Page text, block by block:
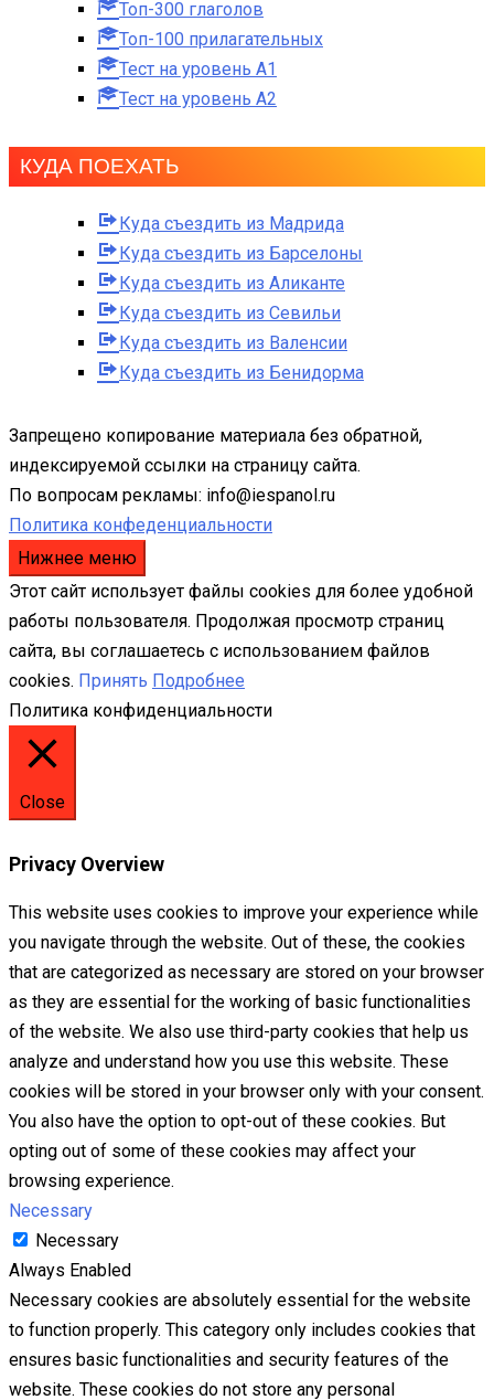
Топ-300 глаголов
Топ-100 прилагательных
Тест на уровень A1
Тест на уровень A2
КУДА ПОЕХАТЬ
Куда съездить из Мадрида
Куда съездить из Барселоны
Куда съездить из Аликанте
Куда съездить из Севильи
Куда съездить из Валенсии
Куда съездить из Бенидорма
Запрещено копирование материала без обратной,
индексируемой ссылки на страницу сайта.
По вопросам рекламы: info@iespanol.ru
Политика конфеденциальности
Нижнее меню
Этот сайт использует файлы cookies для более удобной
работы пользователя. Продолжая просмотр страниц
сайта, вы соглашаетесь с использованием файлов
cookies. Принять Подробнее
Политика конфиденциальности
Close
Privacy Overview
This website uses cookies to improve your experience while
you navigate through the website. Out of these, the cookies
that are categorized as necessary are stored on your browser
as they are essential for the working of basic functionalities
of the website. We also use third-party cookies that help us
analyze and understand how you use this website. These
cookies will be stored in your browser only with your consent.
You also have the option to opt-out of these cookies. But
opting out of some of these cookies may affect your
browsing experience.
Necessary
Necessary
Always Enabled
Necessary cookies are absolutely essential for the website
to function properly. This category only includes cookies that
ensures basic functionalities and security features of the
website. These cookies do not store any personal